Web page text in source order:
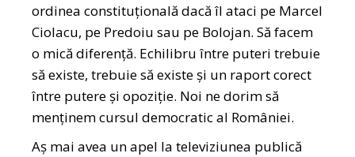
ordinea constituțională dacă îl ataci pe Marcel
Ciolacu, pe Predoiu sau pe Bolojan. Să facem
o mică diferență. Echilibru între puteri trebuie
să existe, trebuie să existe și un raport corect
între putere și opoziție. Noi ne dorim să
menținem cursul democratic al României.
Aș mai avea un apel la televiziunea publică